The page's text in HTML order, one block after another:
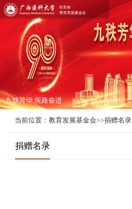
九轶芳华 医路奋进
当前位置： 教育发展基金会>>捐赠名录
捐赠名录